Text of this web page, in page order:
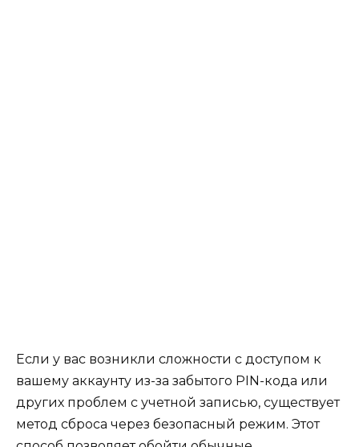
Если у вас возникли сложности с доступом к
вашему аккаунту из-за забытого PIN-кода или
других проблем с учетной записью, существует
метод сброса через безопасный режим. Этот